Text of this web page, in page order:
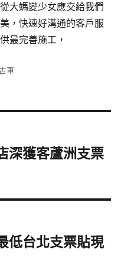
大媽變少女應交給我們
，快速好溝通的客戶服
最完善施工，
車
深獲客蘆洲支票
低台北支票貼現